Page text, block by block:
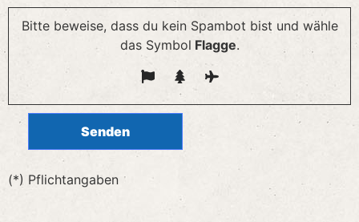
Bitte beweise, dass du kein Spambot bist und wähle
das Symbol Flagge.
(*) Pflichtangaben